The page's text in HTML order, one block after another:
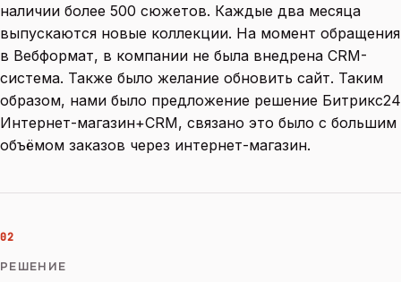
наличии более 500 сюжетов. Каждые два месяца
выпускаются новые коллекции. На момент обращения
в Вебформат, в компании не была внедрена CRM-
система. Также было желание обновить сайт. Таким
образом, нами было предложение решение Битрикс24
Интернет-магазин+CRM, связано это было с большим
объёмом заказов через интернет-магазин.
02
РЕШЕНИЕ